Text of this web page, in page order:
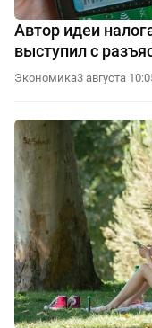
Автор идеи
выступил с
Экономика3 августа